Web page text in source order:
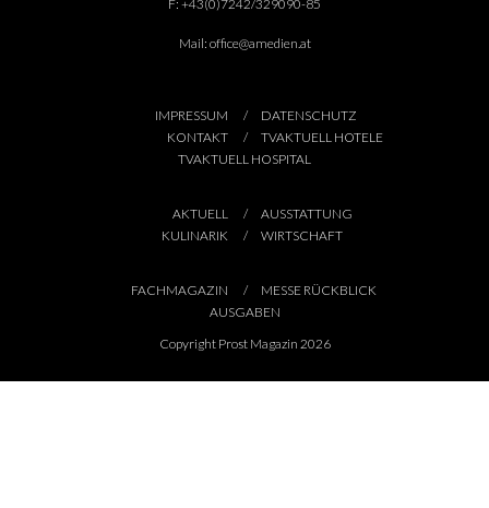
F: +43(0)7242/329090-85
Mail: office@amedien.at
IMPRESSUM
DATENSCHUTZ
KONTAKT
TVAKTUELL HOTELE
TVAKTUELL HOSPITAL
AKTUELL
AUSSTATTUNG
KULINARIK
WIRTSCHAFT
FACHMAGAZIN
MESSE RÜCKBLICK
AUSGABEN
Copyright Prost Magazin 2026